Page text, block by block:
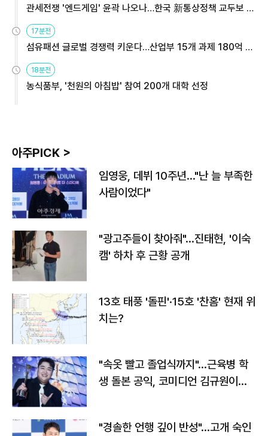
관세전쟁 '엔드게임' 윤곽 나오나…한국 新통상정책 교두보 활
17분전
섬유패션 글로벌 경쟁력 키운다…산업부 15개 과제 180억 지
18분전
농식품부, '천원의 아침밥' 참여 200개 대학 선정
아주PICK >
임영웅, 데뷔 10주년…"난 늘 부족한
사람이었다"
"광고주들이 찾아줘"…진태현, '이숙
캠' 하차 후 근황 공개
13호 태풍 '돌핀'·15호 '찬홈' 현재 위
치는?
"속옷 빨고 졸업식까지"…근육병 학
생 돌본 공익, 코미디언 김규원이었
"경솔한 언행 깊이 반성"…고개 숙인